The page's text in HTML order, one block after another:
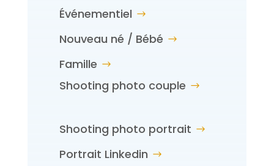
Événementiel
Nouveau né / Bébé
Famille
Shooting photo couple
Shooting photo portrait
Portrait Linkedin